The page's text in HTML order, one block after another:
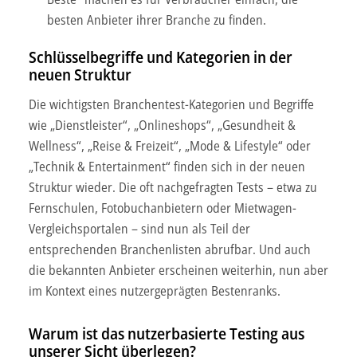
soziale Medien, Werbung und Analysen weiter. Unsere
weiteren Daten zusammen, die Sie ihnen bereitgestellt
haben oder die sie im Rahmen Ihrer Nutzung der Dienste
Unsere Datenschutzerklärung finden siehier.
besten Anbieter ihrer Branche zu finden.
Schlüsselbegriffe und Kategorien in der
neuen Struktur
Die wichtigsten Branchentest-Kategorien und Begriffe
wie „Dienstleister“, „Onlineshops“, „Gesundheit &
Wellness“, „Reise & Freizeit“, „Mode & Lifestyle“ oder
„Technik & Entertainment“ finden sich in der neuen
Struktur wieder. Die oft nachgefragten Tests – etwa zu
Fernschulen, Fotobuchanbietern oder Mietwagen-
Vergleichsportalen – sind nun als Teil der
entsprechenden Branchenlisten abrufbar. Und auch
die bekannten Anbieter erscheinen weiterhin, nun aber
im Kontext eines nutzergeprägten Bestenranks.
Warum ist das nutzerbasierte Testing aus
unserer Sicht überlegen?